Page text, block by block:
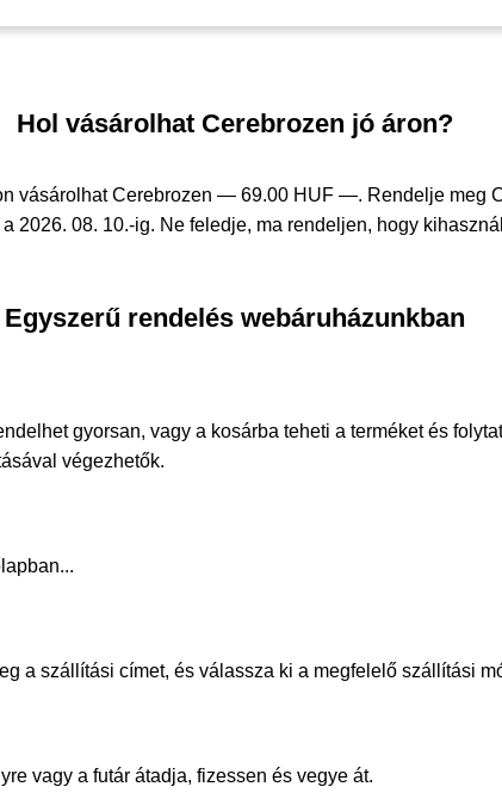
Hol vásárolhat Cerebrozen jó áron?
vásárolhat Cerebrozen — 69.00 HUF —. Rendelje meg
2026. 08. 10.-ig. Ne feledje, ma rendeljen, hogy
Egyszerű rendelés webáruházunkban
gyorsan, vagy a kosárba teheti a terméket és
végezhetők.
a szállítási címet, és válassza ki a megfelelő szállítási
vagy a futár átadja, fizessen és vegye át.